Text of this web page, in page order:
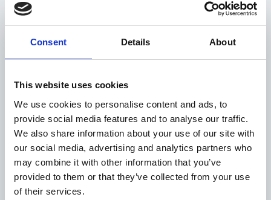
Consent Details About
This website uses cookies
We use cookies to personalise content and ads, to
provide social media features and to analyse our traffic.
We also share information about your use of our site with
our social media, advertising and analytics partners who
may combine it with other information that you’ve
provided to them or that they’ve collected from your use
of their services.
10% di sconto sui prodotti – La Grapperia/
Bevande.cz
20 Luglio 2025